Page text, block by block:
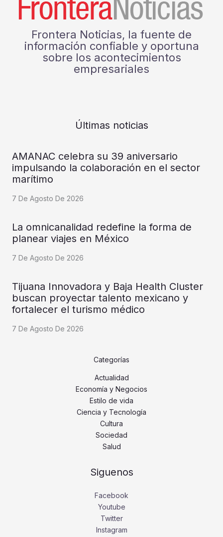
Frontera Noticias, la fuente de
información confiable y oportuna
sobre los acontecimientos
empresariales
Últimas noticias
AMANAC celebra su 39 aniversario
impulsando la colaboración en el sector
marítimo
7 De Agosto De 2026
La omnicanalidad redefine la forma de
planear viajes en México
7 De Agosto De 2026
Tijuana Innovadora y Baja Health Cluster
buscan proyectar talento mexicano y
fortalecer el turismo médico
7 De Agosto De 2026
Categorías
Actualidad
Economía y Negocios
Estilo de vida
Ciencia y Tecnología
Cultura
Sociedad
Salud
Siguenos
Facebook
Youtube
Twitter
Instagram